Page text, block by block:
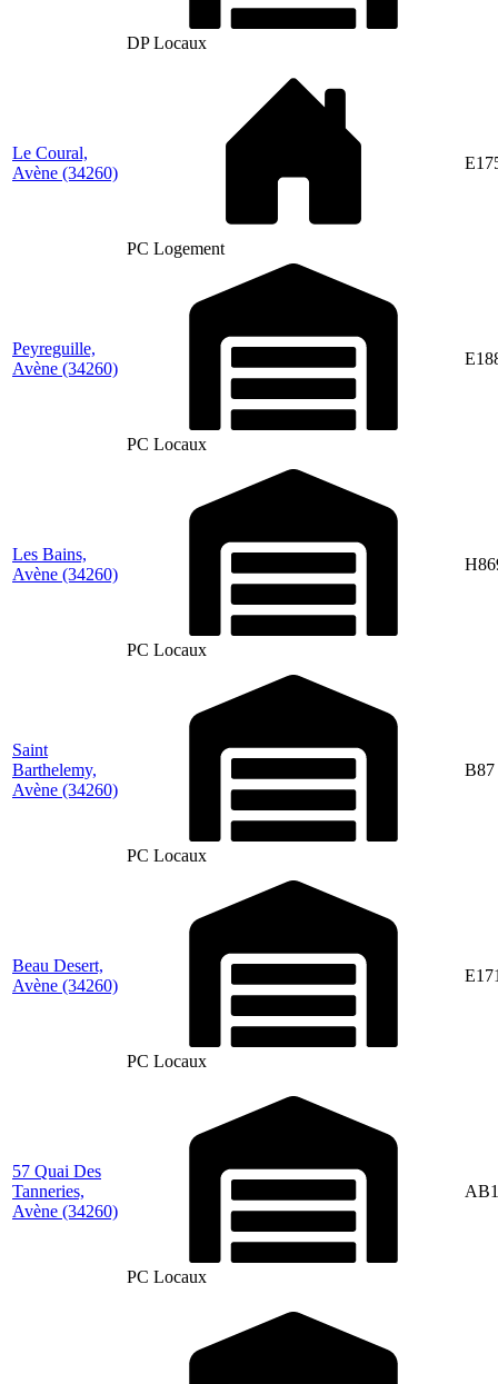
DP Locaux
Le Coural,
Avène (34260)
PC Logement
Peyreguille,
Avène (34260)
PC Locaux
Les Bains,
Avène (34260)
PC Locaux
Saint
Barthelemy,
Avène (34260)
PC Locaux
B87
Beau Desert,
Avène (34260)
PC Locaux
57 Quai Des
Tanneries,
Avène (34260)
PC Locaux